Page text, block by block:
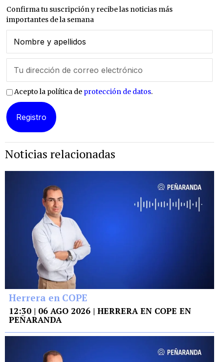
Confirma tu suscripción y recibe las noticias más
importantes de la semana
Acepto la política de protección de datos.
Noticias relacionadas
Herrera en COPE
12:30 | 06 AGO 2026 | HERRERA EN COPE EN
PEÑARANDA